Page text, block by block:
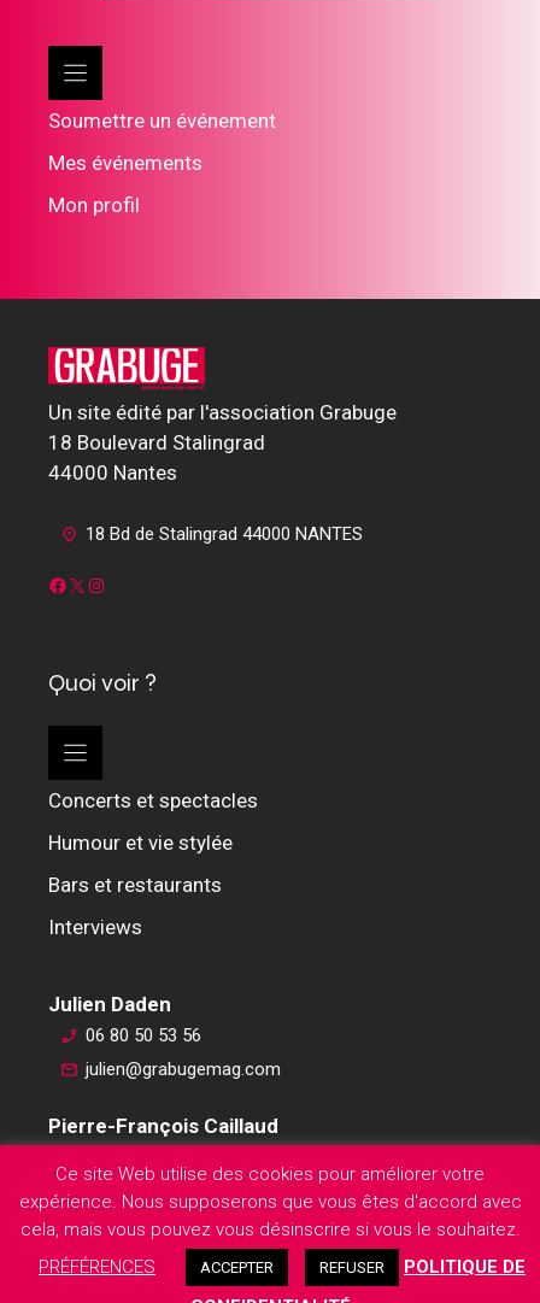
Soumettre un événement
Mes événements
Mon profil
Un site édité par l'association Grabuge
18 Boulevard Stalingrad
44000 Nantes
18 Bd de Stalingrad 44000 NANTES
Facebook
X Instagram
Quoi voir ?
Concerts et spectacles
Humour et vie stylée
Bars et restaurants
Interviews
Julien Daden
06 80 50 53 56
julien@grabugemag.com
Pierre-François Caillaud
pierre-francois@grabugemag.com
Mentions légales
Ce site Web utilise des cookies pour améliorer votre
expérience. Nous supposerons que vous êtes d'accord avec
cela, mais vous pouvez vous désinscrire si vous le souhaitez.
PRÉFÉRENCES
ACCEPTER REFUSER
POLITIQUE DE